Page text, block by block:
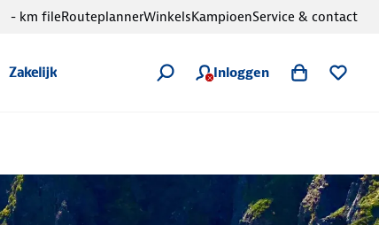
Zakelijk Inloggen
- km fileRouteplannerWinkelsKampioenService & contact